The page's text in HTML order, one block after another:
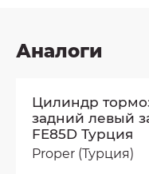
Аналоги
Цилиндр
задний левый
FE85D Турция
Proper (Турция)